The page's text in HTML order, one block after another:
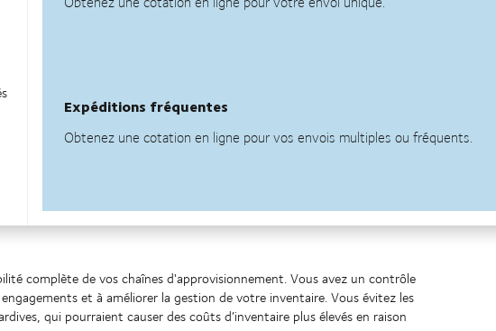
complète de vos chaînes d'approvisionnement. Vous avez un contrôle
et à améliorer la gestion de votre inventaire. Vous évitez les
qui pourraient causer des coûts d’inventaire plus élevés en raison